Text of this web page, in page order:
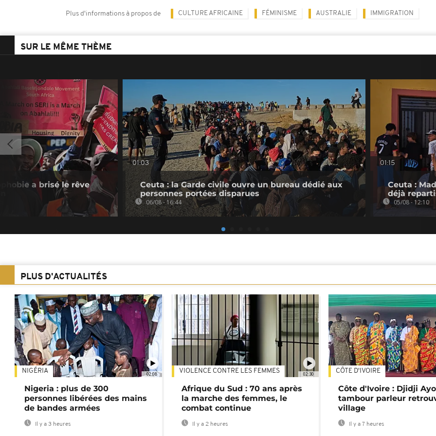
Plus d'informations à propos de CULTURE AFRICAINE FÉMINISME AUSTRALIE IMMIGRATION
SUR LE MÊME THÈME
a brisé le rêve
01:03
Ceuta : la Garde civile ouvre un bureau dédié aux
personnes portées disparues
06/08 - 16:44
01:15
Ceuta :
déjà
05/08 - 12:10
PLUS D'ACTUALITÉS
02:08
NIGÉRIA
Nigeria : plus de 300
personnes libérées des mains
de bandes armées
Il y a 3 heures
02:30
VIOLENCE CONTRE LES FEMMES
Afrique du Sud : 70 ans après
la marche des femmes, le
combat continue
Il y a 2 heures
CÔTE D'IVOIRE
Côte d'Ivoire : Djidji
tambour parleur
village
Il y a 7 heures